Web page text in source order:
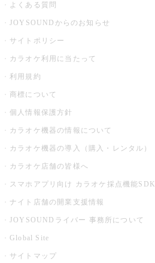
よくある質問
JOYSOUNDからのお知らせ
サイトポリシー
カラオケ利用に当たって
利用規約
商標について
個人情報保護方針
カラオケ機器の情報について
カラオケ機器の導入（購入・レンタル）
カラオケ店舗の皆様へ
スマホアプリ向け カラオケ採点機能SDK
ナイト店舗の開業支援情報
JOYSOUNDライバー 事務所について
Global Site
サイトマップ